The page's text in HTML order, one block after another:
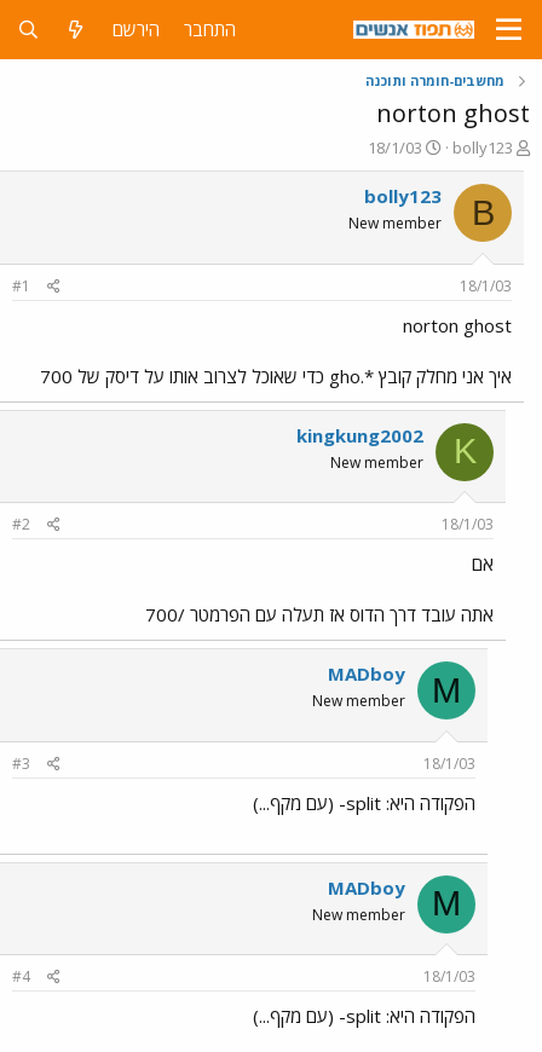
התחבר הירשם
מחשבים-חומרה ותוכנה
norton ghost
פ
ו
ת
ח
ה
ש
א
bolly123
פ
ו
ר
ס
ם
ר
18/1/03
B
bolly123
New member
18/1/03
#1
norton ghost
איך אני מחלק קובץ *.gho כדי שאוכל לצרוב אותו על דיסק של 700
K
kingkung2002
New member
18/1/03
#2
אם
אתה עובד דרך הדוס אז תעלה עם הפרמטר /700
M
MADboy
New member
18/1/03
#3
הפקודה היא: split- (עם מקף...)
M
MADboy
New member
18/1/03
#4
הפקודה היא: split- (עם מקף...)